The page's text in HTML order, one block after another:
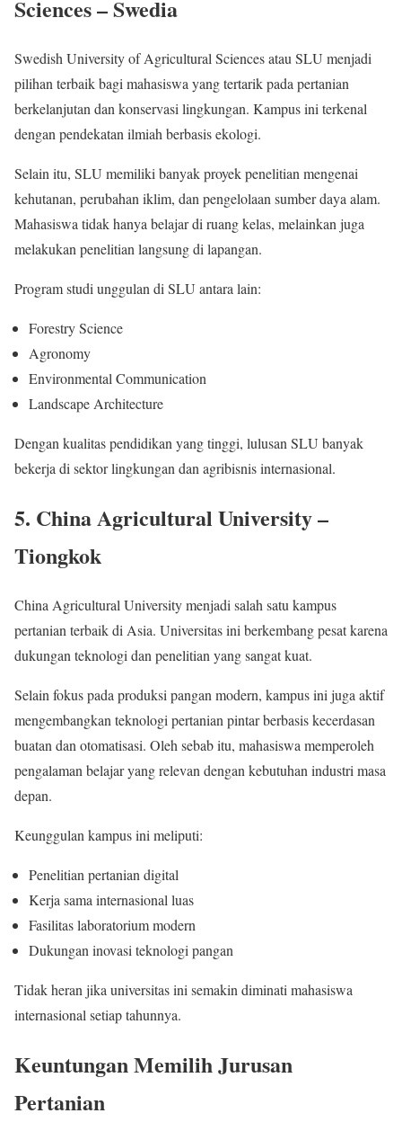
Sciences – Swedia
Swedish University of Agricultural Sciences atau SLU menjadi
pilihan terbaik bagi mahasiswa yang tertarik pada pertanian
berkelanjutan dan konservasi lingkungan. Kampus ini terkenal
dengan pendekatan ilmiah berbasis ekologi.
Selain itu, SLU memiliki banyak proyek penelitian mengenai
kehutanan, perubahan iklim, dan pengelolaan sumber daya alam.
Mahasiswa tidak hanya belajar di ruang kelas, melainkan juga
melakukan penelitian langsung di lapangan.
Program studi unggulan di SLU antara lain:
Forestry Science
Agronomy
Environmental Communication
Landscape Architecture
Dengan kualitas pendidikan yang tinggi, lulusan SLU banyak
bekerja di sektor lingkungan dan agribisnis internasional.
5. China Agricultural University –
Tiongkok
China Agricultural University menjadi salah satu kampus
pertanian terbaik di Asia. Universitas ini berkembang pesat karena
dukungan teknologi dan penelitian yang sangat kuat.
Selain fokus pada produksi pangan modern, kampus ini juga aktif
mengembangkan teknologi pertanian pintar berbasis kecerdasan
buatan dan otomatisasi. Oleh sebab itu, mahasiswa memperoleh
pengalaman belajar yang relevan dengan kebutuhan industri masa
depan.
Keunggulan kampus ini meliputi:
Penelitian pertanian digital
Kerja sama internasional luas
Fasilitas laboratorium modern
Dukungan inovasi teknologi pangan
Tidak heran jika universitas ini semakin diminati mahasiswa
internasional setiap tahunnya.
Keuntungan Memilih Jurusan
Pertanian